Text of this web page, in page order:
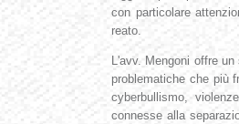
con particolare
reato.
L'avv. Mengoni offre
problematiche che più
cyberbullismo,
connesse alla